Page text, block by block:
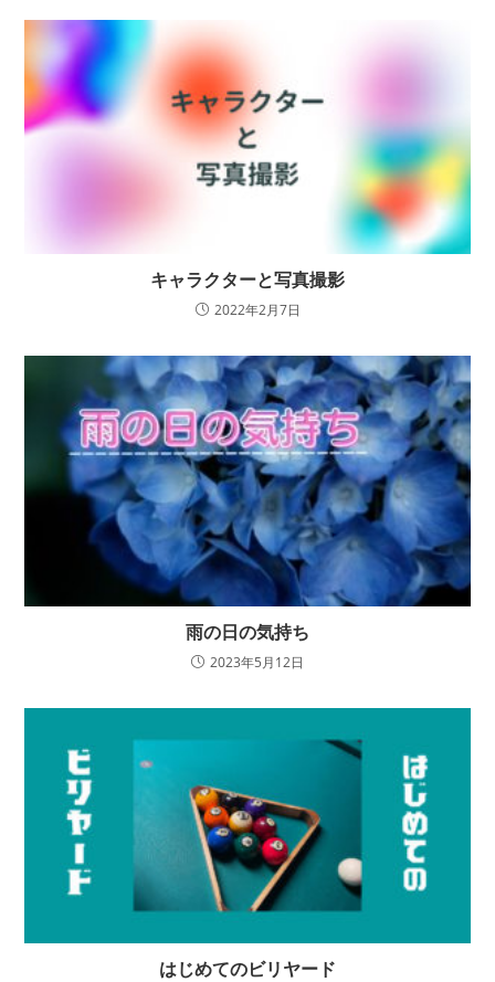
キャラクターと写真撮影
2022年2月7日
雨の日の気持ち
2023年5月12日
はじめてのビリヤード